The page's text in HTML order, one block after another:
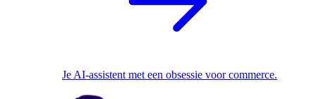
Je AI-assistent met een obsessie voor commerce.